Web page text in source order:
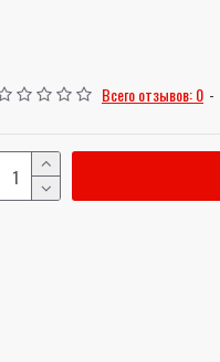
Всего отзывов: 0 -